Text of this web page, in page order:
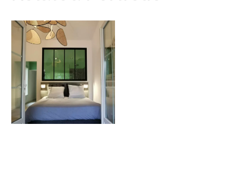
Villa – Draguignan
PRIVATPERSON